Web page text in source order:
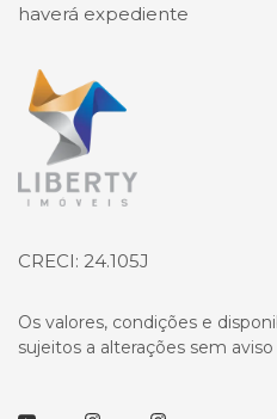
haverá expediente
Página inicial
CRECI: 24.105J
Os valores, condições e
sujeitos a alterações sem aviso